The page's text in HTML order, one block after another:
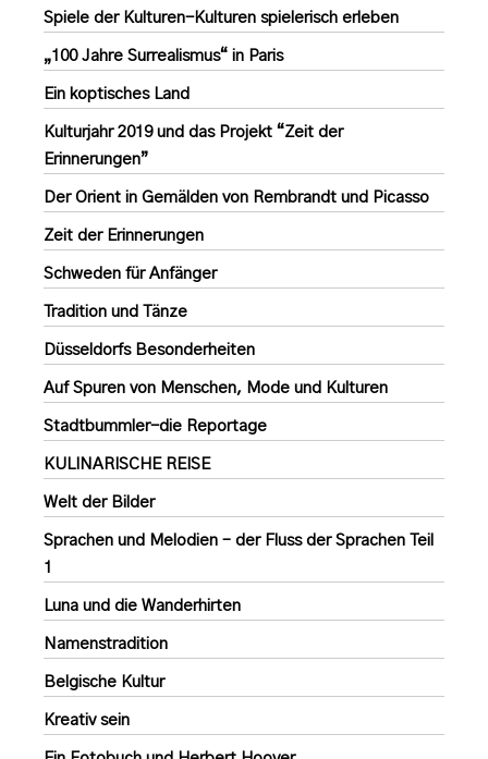
Spiele der Kulturen-Kulturen spielerisch erleben
„100 Jahre Surrealismus“ in Paris
Ein koptisches Land
Kulturjahr 2019 und das Projekt “Zeit der
Erinnerungen”
Der Orient in Gemälden von Rembrandt und Picasso
Zeit der Erinnerungen
Schweden für Anfänger
Tradition und Tänze
Düsseldorfs Besonderheiten
Auf Spuren von Menschen, Mode und Kulturen
Stadtbummler-die Reportage
KULINARISCHE REISE
Welt der Bilder
Sprachen und Melodien – der Fluss der Sprachen Teil
1
Luna und die Wanderhirten
Namenstradition
Belgische Kultur
Kreativ sein